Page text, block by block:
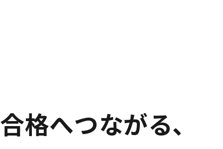
合格へつながる､